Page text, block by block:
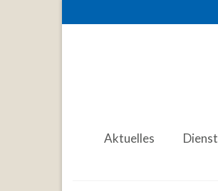
Aktuelles